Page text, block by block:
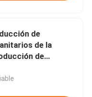
de
de la
de
de la planta de